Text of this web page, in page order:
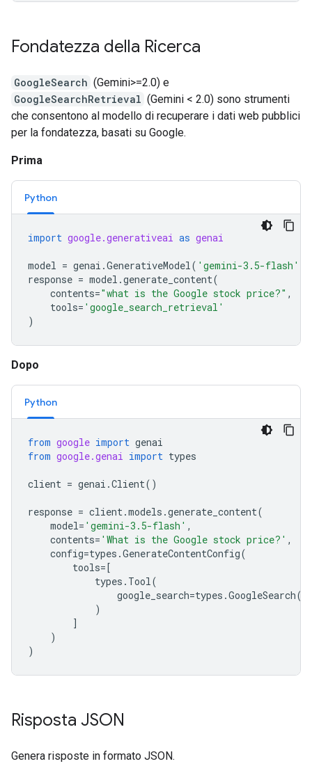
Fondatezza della Ricerca
GoogleSearch (Gemini>=2.0) e
GoogleSearchRetrieval (Gemini < 2.0) sono strumenti
che consentono al modello di recuperare i dati web pubblici
per la fondatezza, basati su Google.
Prima
Python
import google.generativeai as genai
model = genai .GenerativeModel( 'gemini-3.5-flash'
response = model .generate_content(
contents="what is the Google stock price?" ,
tools= 'google_search_retrieval'
)
Dopo
Python
from google import genai
from google.genai import types
client = genai .Client()
response = client.models .generate_content(
model= 'gemini-3.5-flash' ,
contents= 'What is the Google stock price?' ,
config=types .GenerateContentConfig(
tools=[
types . Tool(
google_search=types .GoogleSearch()
)
]
)
)
Risposta JSON
Genera risposte in formato JSON.